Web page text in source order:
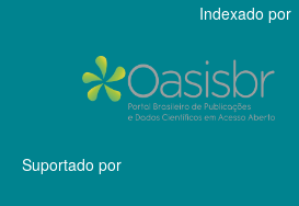
Indexado por
Suportado por